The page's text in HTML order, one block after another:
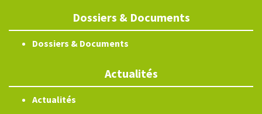
Dossiers & Documents
Dossiers & Documents
Actualités
Actualités